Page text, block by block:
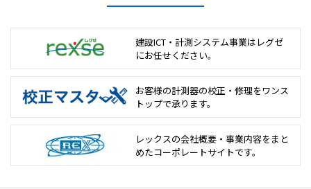
建設ICT・計測システム事業は レグゼ
にお任せください。
お客様の計測器の校正・修理をワンス
トップで承ります。
レックスの会社概要・事業内容をまと
めたコーポレートサイトです。